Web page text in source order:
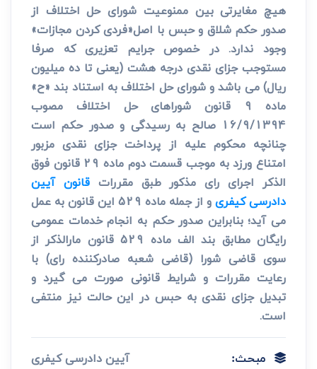
هیچ مغایرتی بین ممنوعیت شورای حل اختلاف از
صدور حکم شلاق و حبس با اصل«فردی کردن مجازات»
وجود ندارد. در خصوص جرایم تعزیری که صرفا
مستوجب جزای نقدی درجه هشت (یعنی تا ده میلیون
ریال) می باشد و شورای حل اختلاف به استناد بند «ح»
ماده 9 قانون شوراهای حل اختلاف مصوب
16/9/1394 صالح به رسیدگی و صدور حکم است
چنانچه محکوم علیه از پرداخت جزای نقدی مزبور
امتناع ورزد به موجب قسمت دوم ماده 29 قانون فوق
الذکر اجرای رای مذکور طبق مقرراتقانون آیین
دادرسی کیفری
و از جمله ماده 529 این قانون به عمل
می­ آید؛ بنابراین صدور حکم به انجام خدمات عمومی
رایگان مطابق بند الف ماده 529 قانون مارالذکر از
سوی قاضی شورا (قاضی شعبه صادرکننده رای) با
رعایت مقررات و شرایط قانونی صورت می ­گیرد و
تبدیل جزای نقدی به حبس در این حالت نیز منتفی
است.
مبحث: آیین دادرسی کیفری